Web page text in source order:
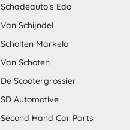
Schadeauto’s Edo
Van Schijndel
Scholten Markelo
Van Schoten
De Scootergrossier
SD Automotive
Second Hand Car Parts